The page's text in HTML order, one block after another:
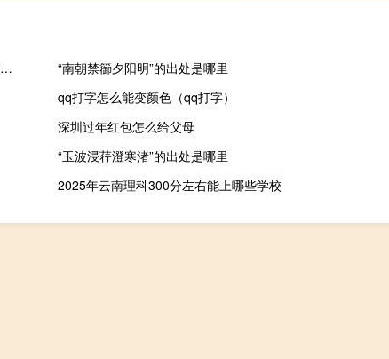
联合国安理会举行会议紧急审议乌克兰问题 中方呼吁把平民保护放在首位
“南朝禁篽夕阳明”的出处是哪里
qq打字怎么能变颜色（qq打字）
深圳过年红包怎么给父母
“玉波浸荇澄寒渚”的出处是哪里
2025年云南理科300分左右能上哪些学校